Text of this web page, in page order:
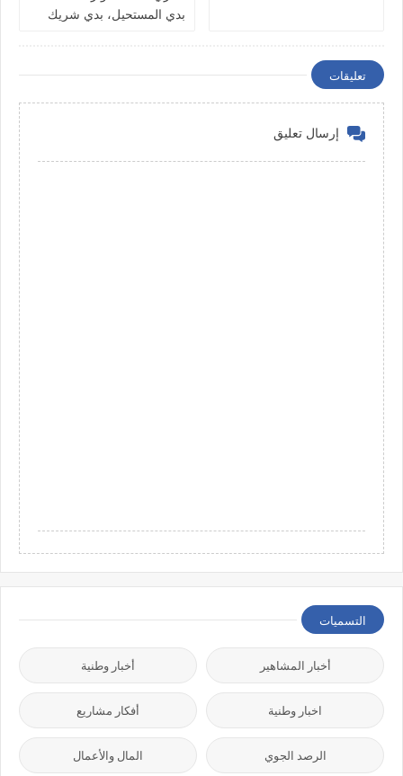
بدي المستحيل، بدي شريك
تعليقات
إرسال تعليق
التسميات
أخبار المشاهير أخبار وطنية
اخبار وطنية أفكار مشاريع
الرصد الجوي المال والأعمال